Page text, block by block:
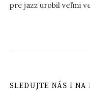
pre jazz urobil veľmi
SLEDUJTE NÁS I NA